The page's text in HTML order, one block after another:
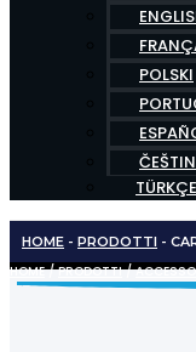
POLSKI
TÜRKÇE
HOME - PRODOTTI -
HOME/PRODOTTI/